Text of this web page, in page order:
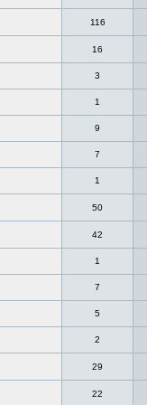
116
16
3
1
9
7
1
50
42
1
7
5
2
29
22